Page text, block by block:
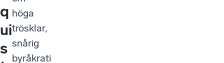
q
ui
s
höga
trösklar,
snårig
byråkrati